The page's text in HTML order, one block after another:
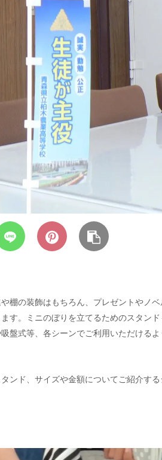
棚の装飾はもちろん、プレゼントやノベ
す。ミニのぼりを立てるためのスタンド
盤式等、各シーンでご利用いただけるよ
ンド、サイズや金額についてご紹介する